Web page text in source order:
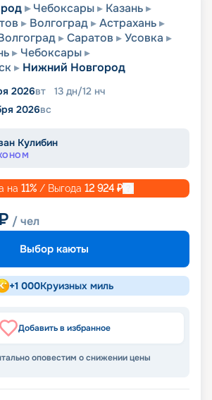
Чебоксары
Казань
Волгоград
Астрахань
Саратов
Усовка
Чебоксары
Нижний Новгород
2026вт 13 дн/12 нч
2026вс
Кулибин
на 11% / Выгода 12 924 ₽
/ чел
Выбор каюты
+1 000Круизных миль
Добавить в избранное
оповестим о снижении цены